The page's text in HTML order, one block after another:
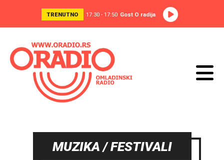
TRENUTNO 17:30 - 17:50 Gost O radija
MUZIKA / FESTIVALI